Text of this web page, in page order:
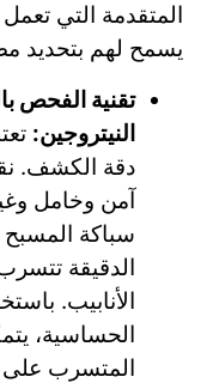
المتقدمة التي
يسمح لهم بتحديد
تقنية الفحص
النيتروجين:
دقة الكشف.
آمن وخامل
سباكة المسبح
الدقيقة
الأنابيب.
الحساسية،
المتسرب على